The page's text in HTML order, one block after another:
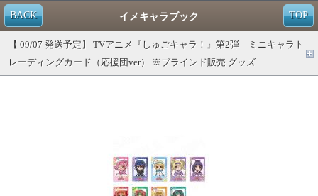
TOP
BACK イメキャラブック
【 09/07 発送予定】 TVアニメ『しゅごキャラ！』第2弾 ミニキャラト
レーディングカード（応援団ver） ※ブラインド販売 グッズ